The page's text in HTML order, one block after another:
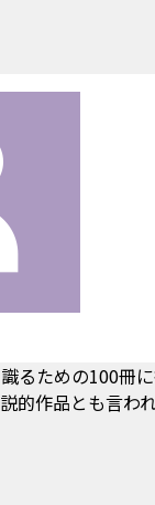
るための100冊
的作品とも言わ